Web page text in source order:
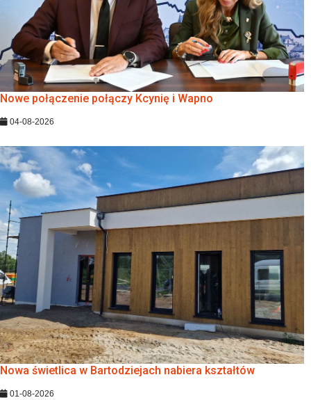
Nowe połączenie połączy Kcynię i Wapno
04-08-2026
Nowa świetlica w Bartodziejach nabiera kształtów
01-08-2026